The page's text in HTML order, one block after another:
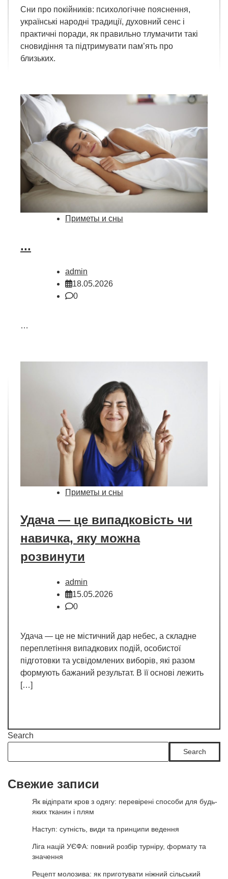
Сни про покійників: психологічне пояснення,
українські народні традиції, духовний сенс і
практичні поради, як правильно тлумачити такі
сновидіння та підтримувати пам’ять про
близьких.
Приметы и сны
...
admin
18.05.2026
0
…
Приметы и сны
Удача — це випадковість чи
навичка, яку можна
розвинути
admin
15.05.2026
0
Удача — це не містичний дар небес, а складне
переплетіння випадкових подій, особистої
підготовки та усвідомлених виборів, які разом
формують бажаний результат. В її основі лежить
[…]
Search
Search
Свежие записи
Як відіпрати кров з одягу: перевірені способи для будь-
яких тканин і плям
Наступ: сутність, види та принципи ведення
Ліга націй УЄФА: повний розбір турніру, формату та
значення
Рецепт молозива: як приготувати ніжний сільський